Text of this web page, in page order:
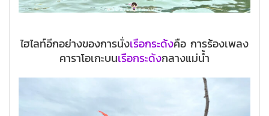
ไฮไลท์อีกอย่างของการนั่งเรือกระด้งคือ การร้องเพลง
คาราโอเกะบนเรือกระด้งกลางแม่น้ำ